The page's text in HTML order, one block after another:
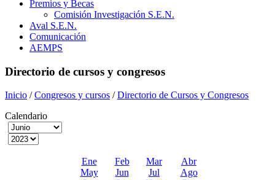
Premios y Becas
Comisión Investigación S.E.N.
Aval S.E.N.
Comunicación
AEMPS
Directorio de cursos y congresos
Inicio /Congresos y cursos /Directorio de Cursos y Congresos
Calendario
Ene Feb Mar
Abr
May
Jun Jul
Ago